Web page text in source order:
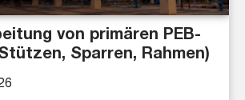
von primären PEB-
Sparren, Rahmen)